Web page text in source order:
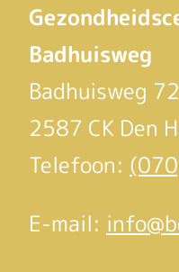
Badhuisweg
Badhuisweg 72
2587 CK Den
Telefoon:
E-mail: